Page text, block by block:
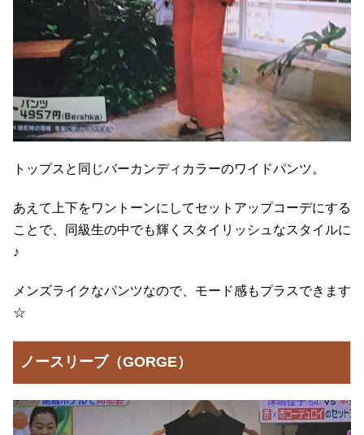
トップスと同じバーカンディカラーのワイドパンツ。
あえて上下をワントーンにしてセットアップコーデにする
ことで、同級生の中でも輝くスタイリッシュなスタイルに
♪
メンズライクなパンツなので、モード感もプラスできます
☆
ノースリーブ（GORGE）